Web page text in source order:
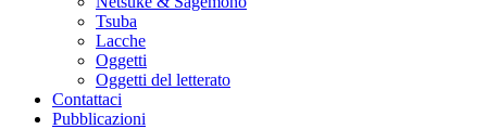
Tsuba
Lacche
Oggetti
Oggetti del letterato
Contattaci
Pubblicazioni